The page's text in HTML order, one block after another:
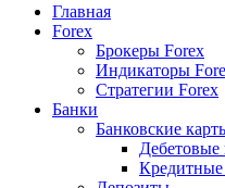
Главная
Forex
Брокеры Forex
Индикаторы
Стратегии Forex
Банки
Банковские
Дебетовые